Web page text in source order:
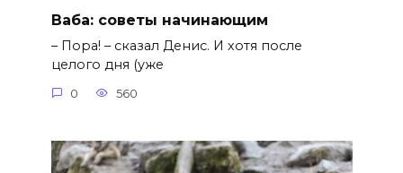
Ваба: советы начинающим
– Пора! – сказал Денис. И хотя после
целого дня (уже
0 560